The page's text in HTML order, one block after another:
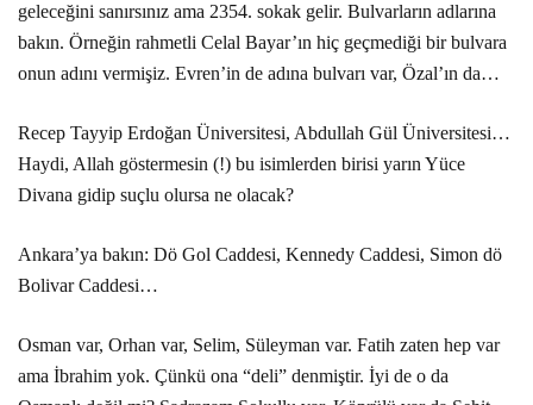
geleceğini sanırsınız ama 2354. sokak gelir. Bulvarların adlarına
bakın. Örneğin rahmetli Celal Bayar’ın hiç geçmediği bir bulvara
onun adını vermişiz. Evren’in de adına bulvarı var, Özal’ın da…
Recep Tayyip Erdoğan Üniversitesi, Abdullah Gül Üniversitesi…
Haydi, Allah göstermesin (!) bu isimlerden birisi yarın Yüce
Divana gidip suçlu olursa ne olacak?
Ankara’ya bakın: Dö Gol Caddesi, Kennedy Caddesi, Simon dö
Bolivar Caddesi…
Osman var, Orhan var, Selim, Süleyman var. Fatih zaten hep var
ama İbrahim yok. Çünkü ona “deli” denmiştir. İyi de o da